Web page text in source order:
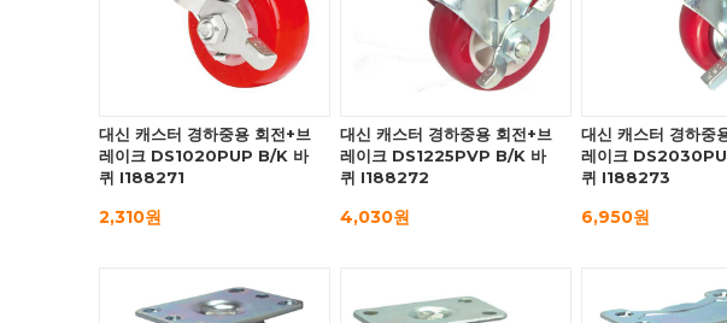
대신 캐스터 경하중용 회전+브
레이크 DS1020PUP B/K 바
퀴 I188271
2,310원
대신 캐스터 경하중용 회전+브
레이크 DS1225PVP B/K 바
퀴 I188272
4,030원
대신 캐스터 경하중
레이크
퀴 I188273
6,950원